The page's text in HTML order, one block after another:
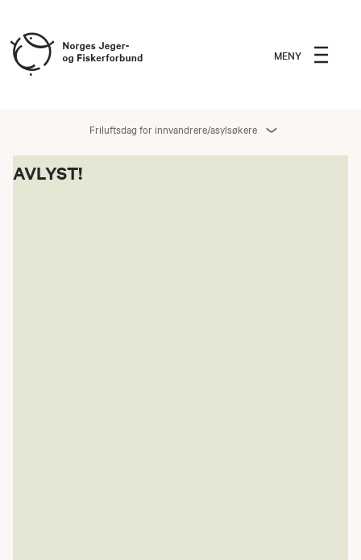
MENY
Friluftsdag for innvandrere/asylsøkere
AVLYST!